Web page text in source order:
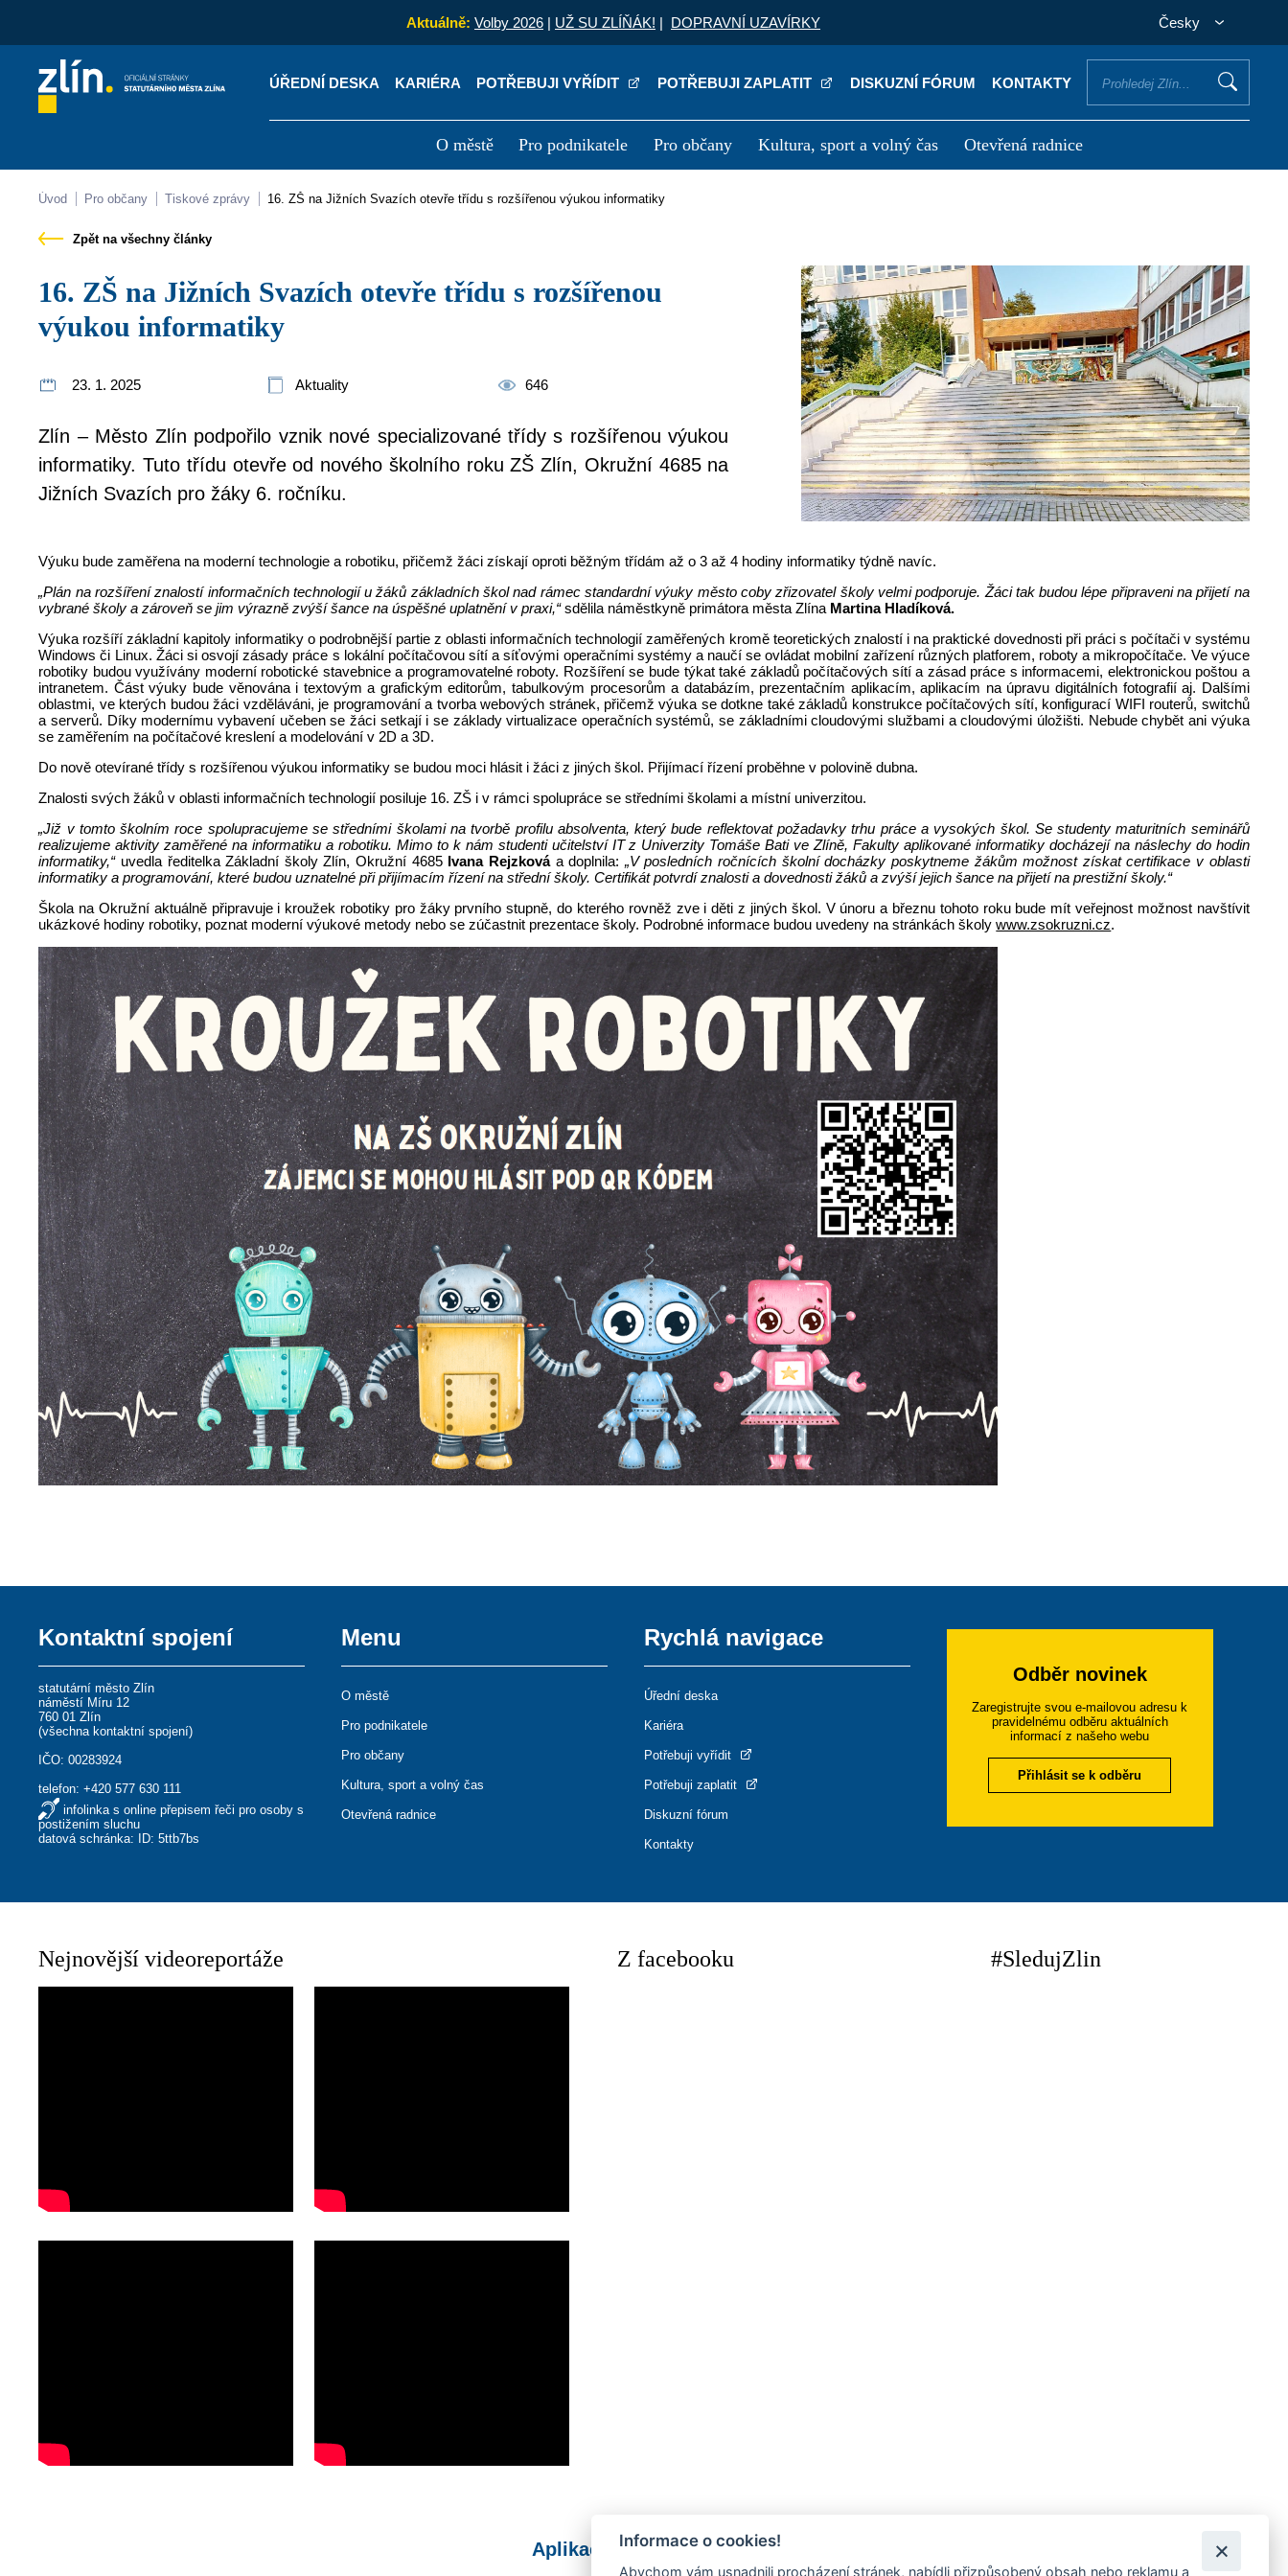
Aktuálně: Volby 2026 | UŽ SU ZLÍŇÁK! | DOPRAVNÍ UZAVÍRKY Česky
ÚŘEDNÍ DESKA KARIÉRA POTŘEBUJI VYŘÍDIT POTŘEBUJI ZAPLATIT DISKUZNÍ FÓRUM KONTAKTY
O městě Pro podnikatele Pro občany Kultura, sport a volný čas Otevřená radnice
Kontakty Úřední deska Kariéra
Úvod Pro občany Tiskové zprávy 16. ZŠ na Jižních Svazích otevře třídu s rozšířenou výukou informatiky
Zpět na všechny články
16. ZŠ na Jižních Svazích otevře třídu s rozšířenou
výukou informatiky
23. 1. 2025 Aktuality 646
Zlín – Město Zlín podpořilo vznik nové specializované třídy s rozšířenou výukou
informatiky. Tuto třídu otevře od nového školního roku ZŠ Zlín, Okružní 4685 na
Jižních Svazích pro žáky 6. ročníku.
Výuku bude zaměřena na moderní technologie a robotiku, přičemž žáci získají oproti běžným třídám až o 3 až 4 hodiny informatiky týdně navíc.
„Plán na rozšíření znalostí informačních technologií u žáků základních škol nad rámec standardní výuky město coby zřizovatel školy velmi podporuje. Žáci tak budou lépe připraveni na přijetí na
vybrané školy a zároveň se jim výrazně zvýší šance na úspěšné uplatnění v praxi,“sdělila náměstkyně primátora města Zlína Martina Hladíková.
Výuka rozšíří základní kapitoly informatiky o podrobnější partie z oblasti informačních technologií zaměřených kromě teoretických znalostí i na praktické dovednosti při práci s počítači v systému
Windows či Linux. Žáci si osvojí zásady práce s lokální počítačovou sítí a síťovými operačními systémy a naučí se ovládat mobilní zařízení různých platforem, roboty a mikropočítače. Ve výuce
robotiky budou využívány moderní robotické stavebnice a programovatelné roboty. Rozšíření se bude týkat také základů počítačových sítí a zásad práce s informacemi, elektronickou poštou a
intranetem. Část výuky bude věnována i textovým a grafickým editorům, tabulkovým procesorům a databázím, prezentačním aplikacím, aplikacím na úpravu digitálních fotografií aj. Dalšími
oblastmi, ve kterých budou žáci vzděláváni, je programování a tvorba webových stránek, přičemž výuka se dotkne také základů konstrukce počítačových sítí, konfigurací WIFI routerů, switchů
a serverů. Díky modernímu vybavení učeben se žáci setkají i se základy virtualizace operačních systémů, se základními cloudovými službami a cloudovými úložišti. Nebude chybět ani výuka
se zaměřením na počítačové kreslení a modelování v 2D a 3D.
Do nově otevírané třídy s rozšířenou výukou informatiky se budou moci hlásit i žáci z jiných škol. Přijímací řízení proběhne v polovině dubna.
Znalosti svých žáků v oblasti informačních technologií posiluje 16. ZŠ i v rámci spolupráce se středními školami a místní univerzitou.
„Již v tomto školním roce spolupracujeme se středními školami na tvorbě profilu absolventa, který bude reflektovat požadavky trhu práce a vysokých škol. Se studenty maturitních seminářů
realizujeme aktivity zaměřené na informatiku a robotiku. Mimo to k nám studenti učitelství IT z Univerzity Tomáše Bati ve Zlíně, Fakulty aplikované informatiky docházejí na náslechy do hodin
informatiky,“uvedla ředitelka Základní školy Zlín, Okružní 4685 Ivana Rejzkováa doplnila: „V posledních ročnících školní docházky poskytneme žákům možnost získat certifikace v oblasti
informatiky a programování, které budou uznatelné při přijímacím řízení na střední školy. Certifikát potvrdí znalosti a dovednosti žáků a zvýší jejich šance na přijetí na prestižní školy.“
Škola na Okružní aktuálně připravuje i kroužek robotiky pro žáky prvního stupně, do kterého rovněž zve i děti z jiných škol. V únoru a březnu tohoto roku bude mít veřejnost možnost navštívit
ukázkové hodiny robotiky, poznat moderní výukové metody nebo se zúčastnit prezentace školy. Podrobné informace budou uvedeny na stránkách školywww.zsokruzni.cz.
Kontaktní spojení
statutární město Zlín
náměstí Míru 12
760 01 Zlín
(všechna kontaktní spojení)
IČO: 00283924
telefon:+420 577 630 111
infolinka s online přepisem řeči pro osoby s
postižením sluchu
datová schránka: ID: 5ttb7bs
Menu
O městě
Pro podnikatele
Pro občany
Kultura, sport a volný čas
Otevřená radnice
Rychlá navigace
Úřední deska
Kariéra
Potřebuji vyřídit
Potřebuji zaplatit
Diskuzní fórum
Kontakty
Odběr novinek
Zaregistrujte svou e-mailovou adresu k
pravidelnému odběru aktuálních
informací z našeho webu
Přihlásit se k odběru
Nejnovější videoreportáže Z facebooku #SledujZlin
Aplikace Mobilní rozhlas
Informace o cookies!
Abychom vám usnadnili procházení stránek, nabídli přizpůsobený obsah nebo reklamu a